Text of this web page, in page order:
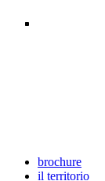
brochure
il territorio